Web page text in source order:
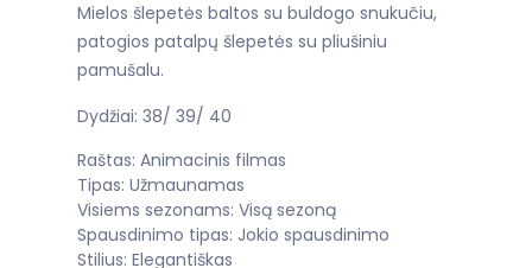
Mielos šlepetės baltos su buldogo snukučiu,
patogios patalpų šlepetės su pliušiniu
pamušalu.
Dydžiai: 38/ 39/ 40
Raštas: Animacinis filmas
Tipas: Užmaunamas
Visiems sezonams: Visą sezoną
Spausdinimo tipas: Jokio spausdinimo
Stilius: Elegantiškas